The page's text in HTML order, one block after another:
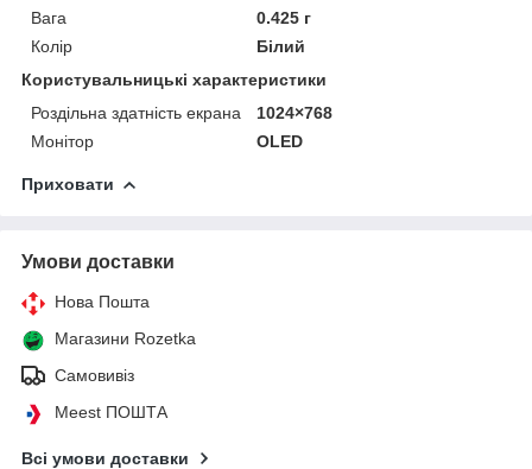
Вага
0.425 г
Колір
Білий
Користувальницькі характеристики
Роздільна здатність екрана
1024×768
Монітор
OLED
Приховати
Умови доставки
Нова Пошта
Магазини Rozetka
Самовивіз
Meest ПОШТА
Всі умови доставки